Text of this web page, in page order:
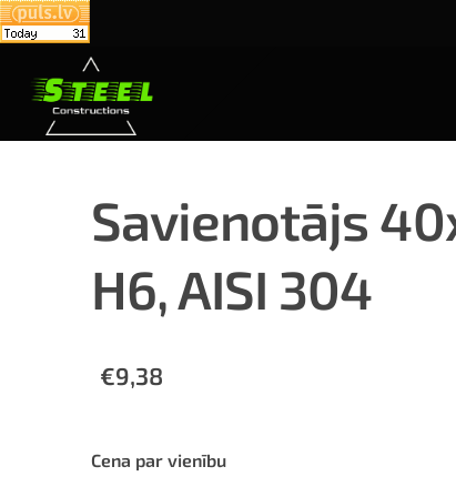
Savienotājs
H6, AISI 304
€9,38
Cena par vienību